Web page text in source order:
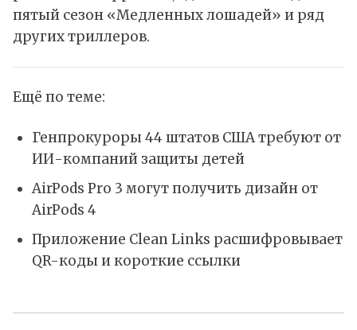
пятый сезон «Медленных лошадей» и ряд
других триллеров.
Ещё по теме:
Генпрокуроры 44 штатов США требуют от
ИИ-компаний защиты детей
AirPods Pro 3 могут получить дизайн от
AirPods 4
Приложение Clean Links расшифровывает
QR-коды и короткие ссылки